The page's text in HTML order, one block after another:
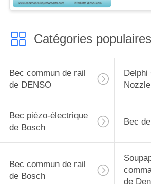
Catégories populaires
Bec commun de rail
de DENSO
Delphi
Nozzle
Bec piézo-électrique
de Bosch
Bec
Bec commun de rail
de Bosch
de